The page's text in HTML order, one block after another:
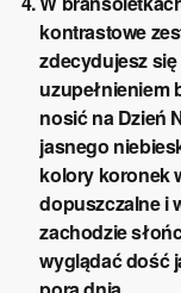
kontrastowe
zdecydujesz
uzupełnieniem
nosić na Dzień
jasnego
kolory koronek
dopuszczalne i
zachodzie
wyglądać dość